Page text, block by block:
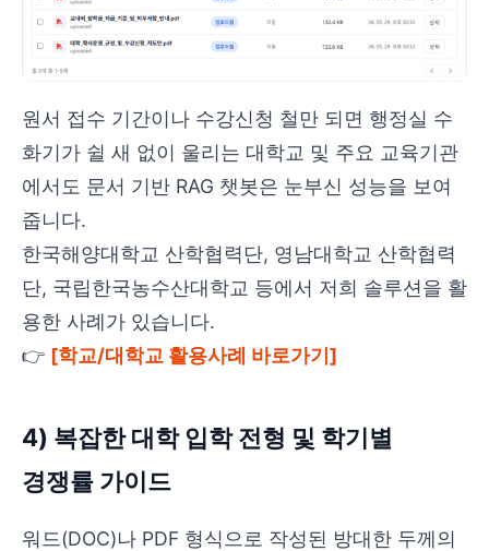
원서 접수 기간이나 수강신청 철만 되면 행정실 수
화기가 쉴 새 없이 울리는 대학교 및 주요 교육기관
에서도 문서 기반 RAG 챗봇은 눈부신 성능을 보여
줍니다.
한국해양대학교 산학협력단, 영남대학교 산학협력
단, 국립한국농수산대학교 등에서 저희 솔루션을 활
용한 사례가 있습니다.
👉 [학교/대학교 활용사례 바로가기]
4) 복잡한 대학 입학 전형 및 학기별
경쟁률 가이드
워드(DOC)나 PDF 형식으로 작성된 방대한 두께의